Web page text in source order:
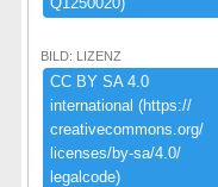
BILD: LIZENZ
CC ​BY ​SA ​4.​0 ​
international ​(​https:​/​/​
creativecommons.​org/​
licenses/​by-​sa/​4.​0/​
legalcode)​